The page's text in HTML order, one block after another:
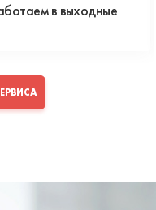
в выходные